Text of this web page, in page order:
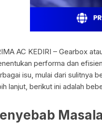
AC KEDIRI – Gearbox
performa dan
isu, mulai dari sulitnya
lanjut, berikut ini adalah